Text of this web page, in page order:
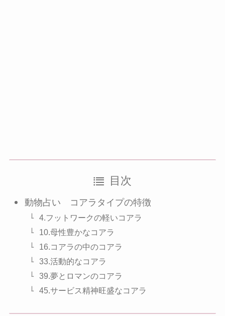
目次
動物占い コアラタイプの特徴
4.フットワークの軽いコアラ
10.母性豊かなコアラ
16.コアラの中のコアラ
33.活動的なコアラ
39.夢とロマンのコアラ
45.サービス精神旺盛なコアラ